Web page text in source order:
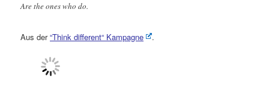
Are the ones who do.
Aus der“Think different“ Kampagne .